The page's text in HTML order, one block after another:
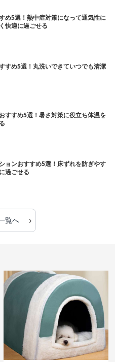
め5選！熱中症対策になって通気性に
快適に過ごせる
すめ5選！丸洗いできていつでも清潔
すすめ5選！暑さ対策に役立ち体温を
ョンおすすめ5選！床ずれを防ぎやす
過ごせる
覧へ ›